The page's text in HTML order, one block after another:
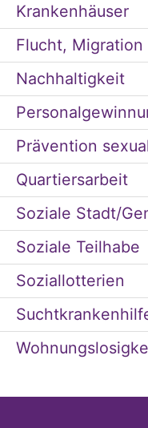
Krankenhäuser
Flucht,
Nachhaltigkeit
Prävention
Quartiersarbeit
Soziale Stadt/
Soziale Teilhabe
Soziallotterien